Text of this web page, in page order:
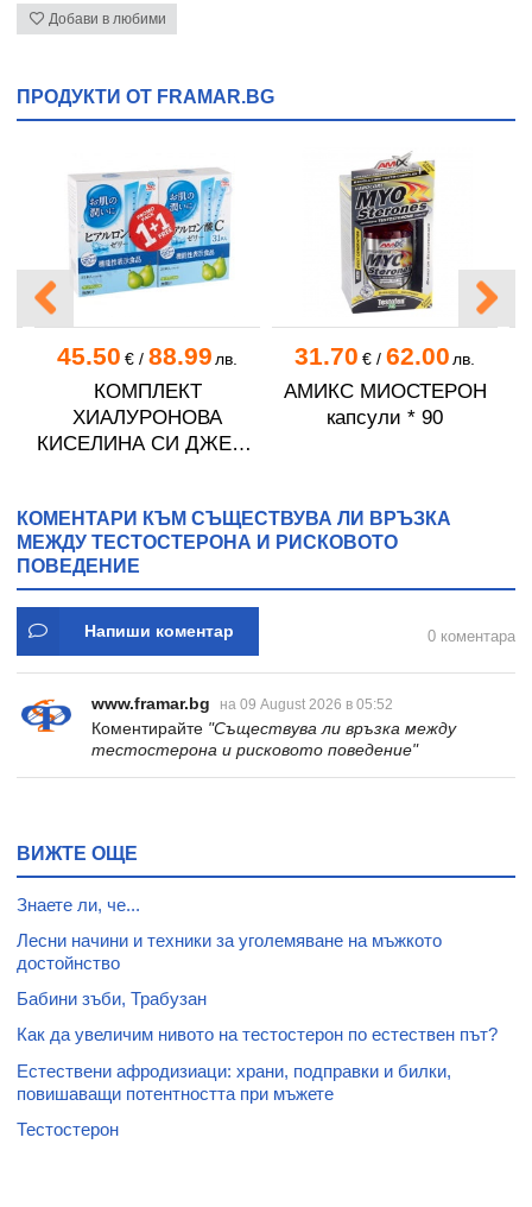
Добави в любими
ПРОДУКТИ ОТ FRAMAR.BG
45.50 €/ 88.99 лв.
КОМПЛЕКТ
ХИАЛУРОНОВА
КИСЕЛИНА СИ ДЖЕЛИ
31.70 €/ 62.00 лв.
АМИКС МИОСТЕРОН
капсули * 90
КОМЕНТАРИ КЪМ СЪЩЕСТВУВА ЛИ ВРЪЗКА
МЕЖДУ ТЕСТОСТЕРОНА И РИСКОВОТО
ПОВЕДЕНИЕ
Напиши коментар 0 коментара
www.framar.bg на 09 August 2026 в 05:52
Коментирайте "Съществува ли връзка между
тестостерона и рисковото поведение"
ВИЖТЕ ОЩЕ
Знаете ли, че...
Лесни начини и техники за уголемяване на мъжкото
достойнство
Бабини зъби, Трабузан
Как да увеличим нивото на тестостерон по естествен път?
Естествени афродизиаци: храни, подправки и билки,
повишаващи потентността при мъжете
Тестостерон